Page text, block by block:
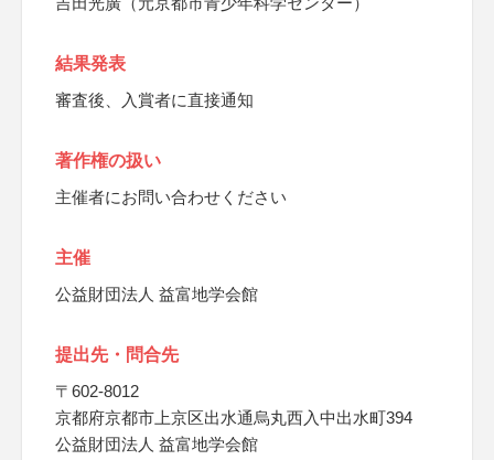
結果発表
審査後、入賞者に直接通知
著作権の扱い
主催者にお問い合わせください
主催
公益財団法人 益富地学会館
提出先・問合先
〒602-8012
京都府京都市上京区出水通烏丸西入中出水町394
公益財団法人 益富地学会館